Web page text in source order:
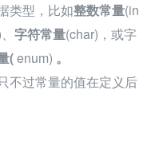
类型，比如整数常量(in
字符常量(char)，或字
( enum) 。
不过常量的值在定义后